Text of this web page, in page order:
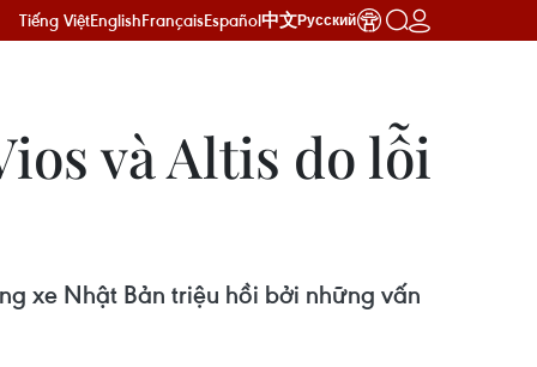
Tiếng ViệtEnglishFrançaisEspañol中文Русский
và Altis do lỗi
xe Nhật Bản triệu hồi bởi những vấn